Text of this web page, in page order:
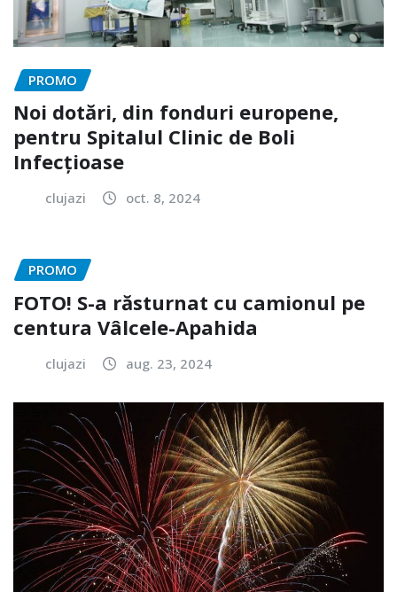
PROMO
Noi dotări, din fonduri europene,
pentru Spitalul Clinic de Boli
Infecțioase
clujazi oct. 8, 2024
PROMO
FOTO! S-a răsturnat cu camionul pe
centura Vâlcele-Apahida
clujazi aug. 23, 2024